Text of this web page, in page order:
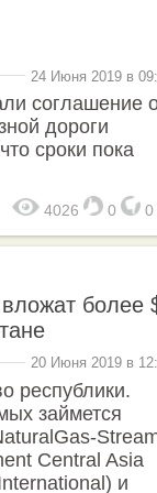
24 Июня 2019 в
соглашение
дороги
сроки пока
4026 0 0
более
20 Июня 2019 в
республики.
займется
Central Asia
и